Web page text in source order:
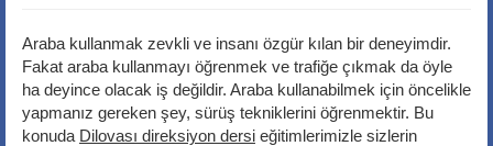
Araba kullanmak zevkli ve insanı özgür kılan bir deneyimdir.
Fakat araba kullanmayı öğrenmek ve trafiğe çıkmak da öyle
ha deyince olacak iş değildir. Araba kullanabilmek için öncelikle
yapmanız gereken şey, sürüş tekniklerini öğrenmektir. Bu
konuda Dilovası direksiyon dersi eğitimlerimizle sizlerin